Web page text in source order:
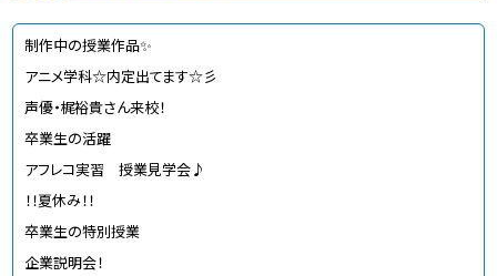
制作中の授業作品✨
アニメ学科☆内定出てます☆彡
声優・梶裕貴さん来校！
卒業生の活躍
アフレコ実習 授業見学会♪
！！夏休み！！
卒業生の特別授業
企業説明会！